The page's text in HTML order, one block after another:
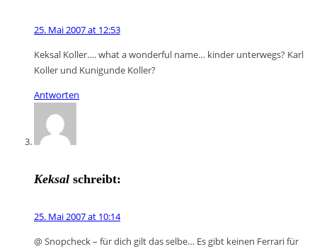
25. Mai 2007 at 12:53
Keksal Koller…. what a wonderful name… kinder unterwegs? Karl
Koller und Kunigunde Koller?
Antworten
Keksal schreibt:
25. Mai 2007 at 10:14
@ Snopcheck – für dich gilt das selbe… Es gibt keinen Ferrari für